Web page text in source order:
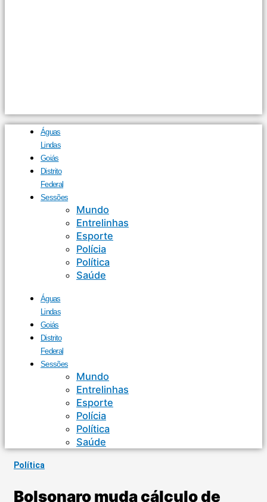
Águas
Lindas
Goiás
Distrito
Federal
Sessões
Mundo
Entrelinhas
Esporte
Polícia
Política
Saúde
Águas
Lindas
Goiás
Distrito
Federal
Sessões
Mundo
Entrelinhas
Esporte
Polícia
Política
Saúde
Política
Bolsonaro muda cálculo de